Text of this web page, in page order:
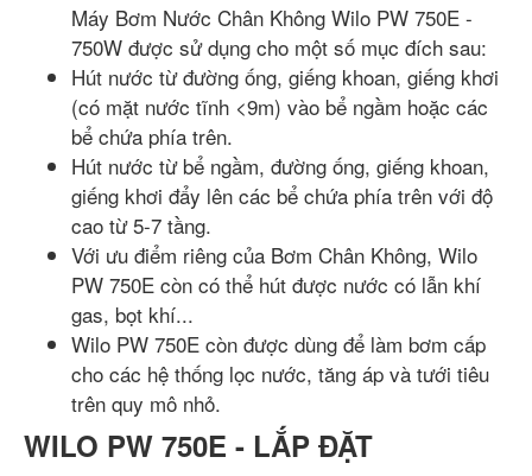
Máy Bơm Nước Chân Không Wilo PW 750E -
750W được sử dụng cho một số mục đích sau:
Hút nước từ đường ống, giếng khoan, giếng khơi
(có mặt nước tĩnh <9m) vào bể ngầm hoặc các
bể chứa phía trên.
Hút nước từ bể ngầm, đường ống, giếng khoan,
giếng khơi đẩy lên các bể chứa phía trên với độ
cao từ 5-7 tầng.
Với ưu điểm riêng của Bơm Chân Không, Wilo
PW 750E còn có thể hút được nước có lẫn khí
gas, bọt khí...
Wilo PW 750E còn được dùng để làm bơm cấp
cho các hệ thống lọc nước, tăng áp và tưới tiêu
trên quy mô nhỏ.
WILO PW 750E - LẮP ĐẶT